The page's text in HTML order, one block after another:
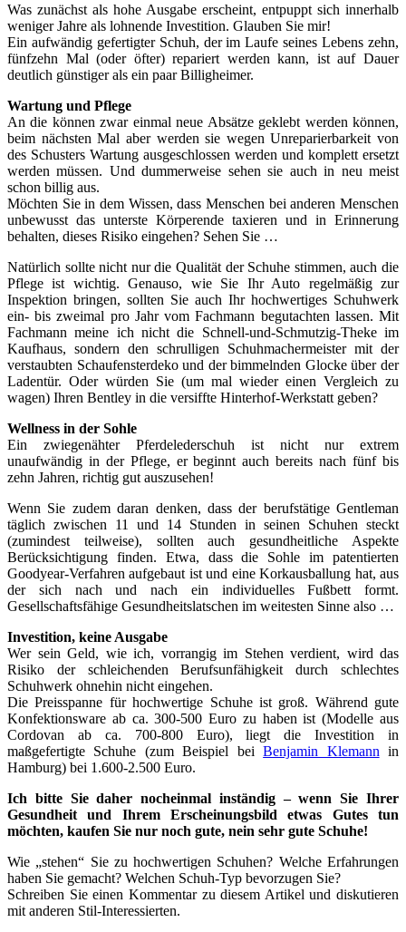
Was zunächst als hohe Ausgabe erscheint, entpuppt sich innerhalb
weniger Jahre als lohnende Investition. Glauben Sie mir!
Ein aufwändig gefertigter Schuh, der im Laufe seines Lebens zehn,
fünfzehn Mal (oder öfter) repariert werden kann, ist auf Dauer
deutlich günstiger als ein paar Billigheimer.
Wartung und Pflege
An die können zwar einmal neue Absätze geklebt werden können,
beim nächsten Mal aber werden sie wegen Unreparierbarkeit von
des Schusters Wartung ausgeschlossen werden und komplett ersetzt
werden müssen. Und dummerweise sehen sie auch in neu meist
schon billig aus.
Möchten Sie in dem Wissen, dass Menschen bei anderen Menschen
unbewusst das unterste Körperende taxieren und in Erinnerung
behalten, dieses Risiko eingehen? Sehen Sie …
Natürlich sollte nicht nur die Qualität der Schuhe stimmen, auch die
Pflege ist wichtig. Genauso, wie Sie Ihr Auto regelmäßig zur
Inspektion bringen, sollten Sie auch Ihr hochwertiges Schuhwerk
ein- bis zweimal pro Jahr vom Fachmann begutachten lassen. Mit
Fachmann meine ich nicht die Schnell-und-Schmutzig-Theke im
Kaufhaus, sondern den schrulligen Schuhmachermeister mit der
verstaubten Schaufensterdeko und der bimmelnden Glocke über der
Ladentür. Oder würden Sie (um mal wieder einen Vergleich zu
wagen) Ihren Bentley in die versiffte Hinterhof-Werkstatt geben?
Wellness in der Sohle
Ein zwiegenähter Pferdelederschuh ist nicht nur extrem
unaufwändig in der Pflege, er beginnt auch bereits nach fünf bis
zehn Jahren, richtig gut auszusehen!
Wenn Sie zudem daran denken, dass der berufstätige Gentleman
täglich zwischen 11 und 14 Stunden in seinen Schuhen steckt
(zumindest teilweise), sollten auch gesundheitliche Aspekte
Berücksichtigung finden. Etwa, dass die Sohle im patentierten
Goodyear-Verfahren aufgebaut ist und eine Korkausballung hat, aus
der sich nach und nach ein individuelles Fußbett formt.
Gesellschaftsfähige Gesundheitslatschen im weitesten Sinne also …
Investition, keine Ausgabe
Wer sein Geld, wie ich, vorrangig im Stehen verdient, wird das
Risiko der schleichenden Berufsunfähigkeit durch schlechtes
Schuhwerk ohnehin nicht eingehen.
Die Preisspanne für hochwertige Schuhe ist groß. Während gute
Konfektionsware ab ca. 300-500 Euro zu haben ist (Modelle aus
Cordovan ab ca. 700-800 Euro), liegt die Investition in
maßgefertigte Schuhe (zum Beispiel beiBenjamin Klemann in
Hamburg) bei 1.600-2.500 Euro.
Ich bitte Sie daher nocheinmal inständig – wenn Sie Ihrer
Gesundheit und Ihrem Erscheinungsbild etwas Gutes tun
möchten, kaufen Sie nur noch gute, nein sehr gute Schuhe!
Wie „stehen“ Sie zu hochwertigen Schuhen? Welche Erfahrungen
haben Sie gemacht? Welchen Schuh-Typ bevorzugen Sie?
Schreiben Sie einen Kommentar zu diesem Artikel und diskutieren
mit anderen Stil-Interessierten.